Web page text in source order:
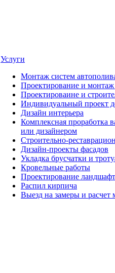
Услуги
Монтаж систем
Проектирование и
Проектироваине и
Индивидуальный проект
Дизайн интерьера
Комплексная проработка
или дизайнером
Строительно-
Дизайн-проекты фасадов
Укладка брусчатки и
Кровельные работы
Проектирование
Распил кирпича
Выезд на замеры и расчет